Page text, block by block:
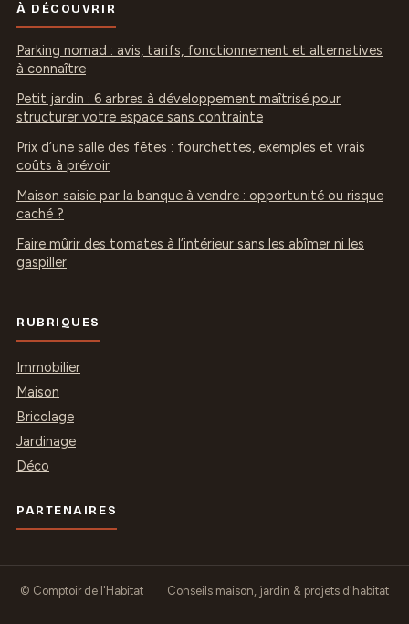
À DÉCOUVRIR
Parking nomad : avis, tarifs, fonctionnement et alternatives
à connaître
Petit jardin : 6 arbres à développement maîtrisé pour
structurer votre espace sans contrainte
Prix d’une salle des fêtes : fourchettes, exemples et vrais
coûts à prévoir
Maison saisie par la banque à vendre : opportunité ou risque
caché ?
Faire mûrir des tomates à l’intérieur sans les abîmer ni les
gaspiller
RUBRIQUES
Immobilier
Maison
Bricolage
Jardinage
Déco
PARTENAIRES
© Comptoir de l'Habitat Conseils maison, jardin & projets d'habitat